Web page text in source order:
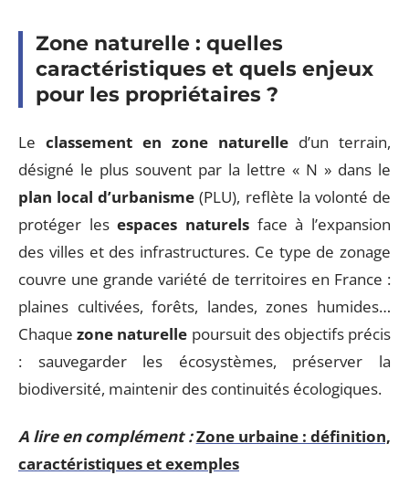
Zone naturelle : quelles
caractéristiques et quels enjeux
pour les propriétaires ?
Le classement en zone naturelle d’un terrain,
désigné le plus souvent par la lettre « N » dans le
plan local d’urbanisme (PLU), reflète la volonté de
protéger lesespaces naturels face à l’expansion
des villes et des infrastructures. Ce type de zonage
couvre une grande variété de territoires en France :
plaines cultivées, forêts, landes, zones humides…
Chaquezone naturelle poursuit des objectifs précis
: sauvegarder les écosystèmes, préserver la
biodiversité, maintenir des continuités écologiques.
A lire en complément :Zone urbaine : définition,
caractéristiques et exemples